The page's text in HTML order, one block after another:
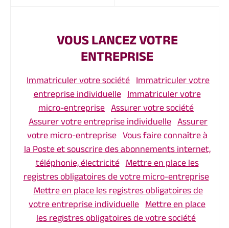
VOUS LANCEZ VOTRE
ENTREPRISE
Immatriculer votre société Immatriculer votre
entreprise individuelle Immatriculer votre
micro-entreprise Assurer votre société
Assurer votre entreprise individuelle Assurer
votre micro-entreprise Vous faire connaître à
la Poste et souscrire des abonnements internet,
téléphonie, électricité Mettre en place les
registres obligatoires de votre micro-entreprise
Mettre en place les registres obligatoires de
votre entreprise individuelle Mettre en place
les registres obligatoires de votre société